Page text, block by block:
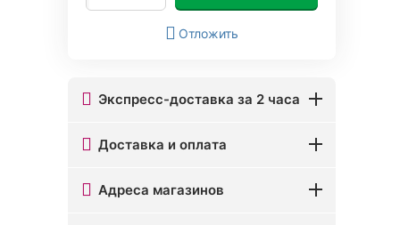
Отложить
Экспресс-доставка за 2 часа
Доставка и оплата
Адреса магазинов